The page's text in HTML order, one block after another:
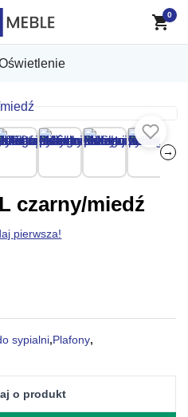
→
czarny/miedź
pierwsza!
sypialni,Plafony,
o produkt
0